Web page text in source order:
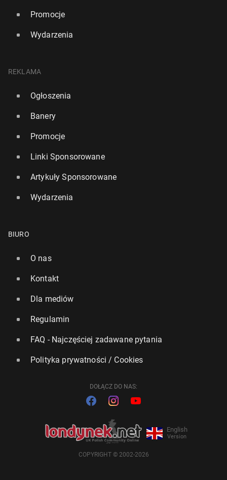
Promocje
Wydarzenia
REKLAMA
Ogłoszenia
Banery
Promocje
Linki Sponsorowane
Artykuły Sponsorowane
Wydarzenia
BIURO
O nas
Kontakt
Dla mediów
Regulamin
FAQ - Najczęściej zadawane pytania
Polityka prywatności / Cookies
DOŁĄCZ DO NAS:
English
Version
COPYRIGHT © 2002-2026